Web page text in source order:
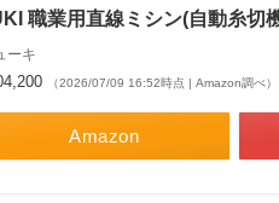
職業用直線ミシン(自動糸切
ーキ
（2026/07/09 16:52時点 | Amazon調べ）
Amazon